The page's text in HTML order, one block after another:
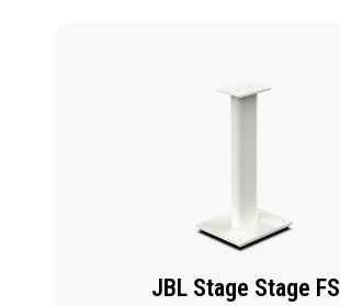
JBL Stage Stage FS